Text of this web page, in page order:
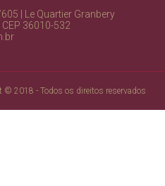
| Le Quartier Granbery
36010-532
© 2018 - Todos os direitos reservados